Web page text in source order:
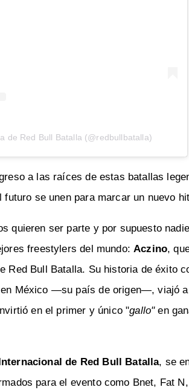
de Red Bull Batalla (@redbullbatalla)
a las raíces de estas batallas
se unen para marcar un nuevo
quieren ser parte y por supuesto
freestylers del mundo:Aczino,
Red Bull Batalla. Su historia de éxito
México —su país de origen—, viajó
en el primer y único "gallo"en
de Red Bull Batalla, se
para el evento como Bnet, Fat